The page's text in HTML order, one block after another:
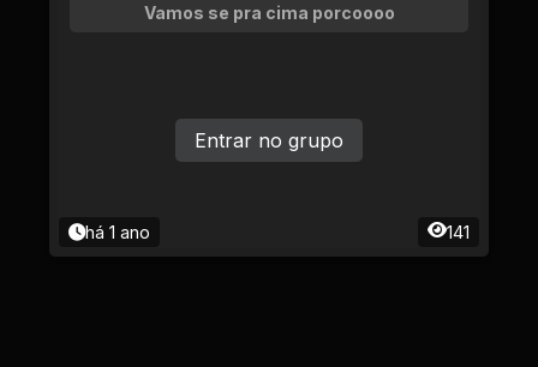
Vamos se pra cima porcoooo
há 1 ano 141
Entrar no grupo